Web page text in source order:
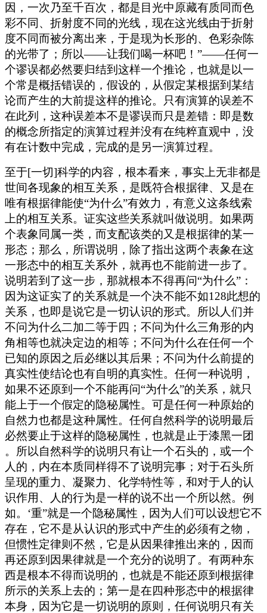
因，一次乃至千百次，都是目光中原藏有质同而色
彩不同、折射度不同的光线，现在这光线由于折射
度不同而被分离出来，于是现为长形的、色彩杂陈
的光带了；所以——让我们喝一杯吧！”——任何一
个谬误都必然要归结到这样一个推论，也就是以一
个常是概括错误的，假设的，从假定某根据到某结
论而产生的大前提这样的推论。只有演算的误差不
在此列，这种误差本不是谬误而只是差错：即是数
的概念所指定的演算过程并没有在纯粹直观中，没
有在计数中完成，完成的是另一演算过程。
至于[一切]科学的内容，根本看来，事实上无非都是
世间各现象的相互关系，是既符合根据律、又是在
唯有根据律能使“为什么”有效力，有意义这条线索
上的相互关系。证实这些关系就叫做说明。如果两
个表象同属一类，而支配该类的又是根据律的某一
形态；那么，所谓说明，除了指出这两个表象在这
一形态中的相互关系外，就再也不能前进一步了。
说明若到了这一步，那就根本不得再问“为什么”：
因为这证实了的关系就是一个决不能不如128此想的
关系，也即是说它是一切认识的形式。所以人们并
不问为什么二加二等于四；不问为什么三角形的内
角相等也就决定边的相等；不问为什么在任何一个
已知的原因之后必继以其后果；不问为什么前提的
真实性使结论也有自明的真实性。任何一种说明，
如果不还原到一个不能再问“为什么”的关系，就只
能上于一个假定的隐秘属性。可是任何一种原始的
自然力也都是这种属性。任何自然科学的说明最后
必然要止于这样的隐秘属性，也就是止于漆黑一团
。所以自然科学的说明只有让一个石头的，或一个
人的，内在本质同样得不了说明完事；对于石头所
呈现的重力、凝聚力、化学特性等，和对于人的认
识作用、人的行为是一样的说不出一个所以然。例
如。‘重”就是一个隐秘属性，因为人们可以设想它不
存在，它不是从认识的形式中产生的必须有之物，
但惯性定律则不然，它是从因果律推出来的，因而
再还原到因果律就是一个充分的说明了。有两种东
西是根本不得而说明的，也就是不能还原到根据律
所示的关系上去的；第一是在四种形态中的根据律
本身，因为它是一切说明的原则，任何说明只有关